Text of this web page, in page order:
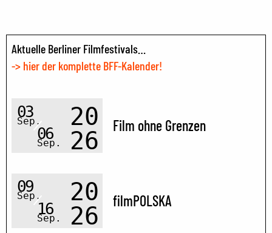
Aktuelle Berliner Filmfestivals…
-> hier der komplette BFF-Kalender!
03
Sep.
06
Sep.
20
26
Film ohne Grenzen
09
Sep.
16
Sep.
20
26
filmPOLSKA